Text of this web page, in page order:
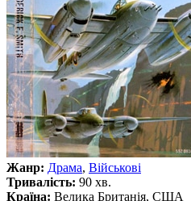
Жанр: Драма, Військові
Тривалість: 90 хв.
Країна: Велика Британія, США